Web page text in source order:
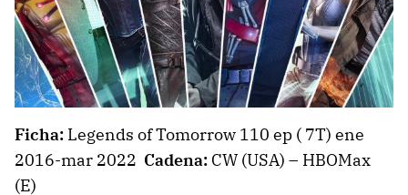
Ficha: Legends of Tomorrow 110 ep ( 7T) ene
2016-mar 2022 Cadena: CW (USA) – HBOMax
(E)